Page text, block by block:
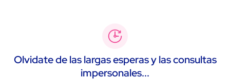
Olvidate de las largas esperas y las consultas
impersonales...